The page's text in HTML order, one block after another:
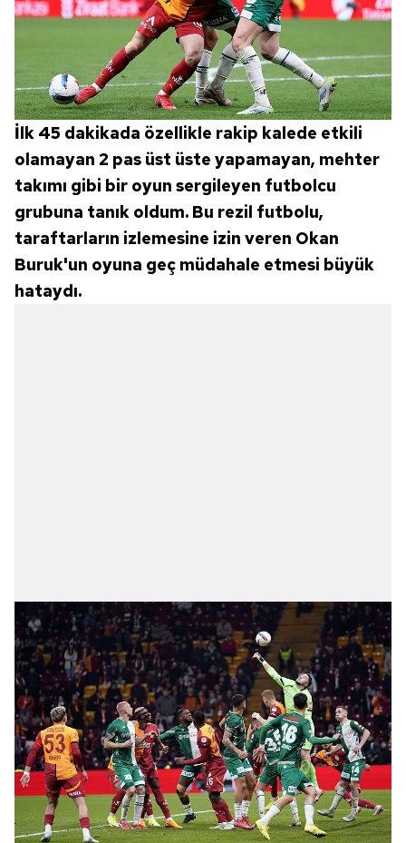
verileriniz işlenmekte olup gerekli olan çerezler bilgi
toplumu hizmetlerinin sunulması amacıyla
kullanılmaktadır. Diğer çerezler, sitemizin daha işlevsel
kılınması ve kişiselleştirilmesi ve sizlere yönelik
reklam/pazarlama faaliyetlerinin yapılması, amaçlarıyla
sınırlı olarak açık rızanız dahilinde kullanılacaktır.
Çerezlere ilişkin tercihlerinizi aşağıda yer alan panel
vasıtasıyla belirleyebilirsiniz. Çerezlere ilişkin detaylı bilgi
için Ayarlar butonuna tıklayabilir,Çerez Bilgilendirme
Metnimiziziyaret edebilirsiniz.
6698 sayılı Kişisel Verilerin Korunması Kanunu uyarınca
hazırlanmış Aydınlatma Metnimizi okumak ve sitemizde
İlk 45 dakikada özellikle rakip kalede etkili
olamayan 2 pas üst üste yapamayan, mehter
takımı gibi bir oyun sergileyen futbolcu
grubuna tanık oldum. Bu rezil futbolu,
taraftarların izlemesine izin veren Okan
Buruk'un oyuna geç müdahale etmesi büyük
hataydı.